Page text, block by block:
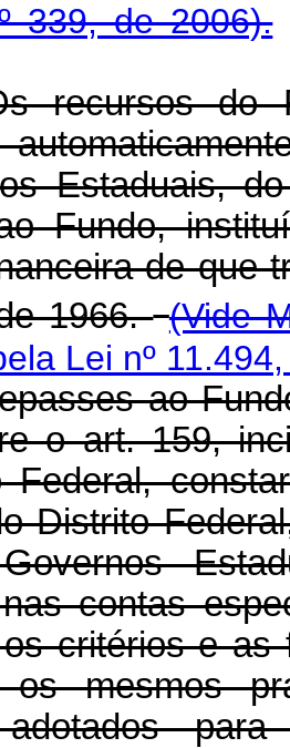
339, de 2006).
recursos do
Estaduais,
Fundo,
de que
1966. (Vide
Lei nº
ao
o art. 159,
Federal,
Distrito
contas
critérios e as
os mesmos
adotados